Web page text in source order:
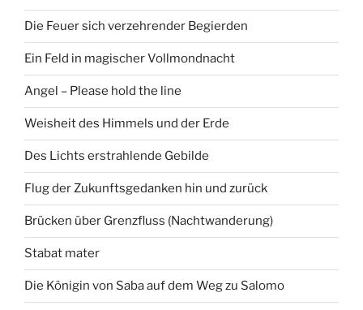
Die Feuer sich verzehrender Begierden
Ein Feld in magischer Vollmondnacht
Angel – Please hold the line
Weisheit des Himmels und der Erde
Des Lichts erstrahlende Gebilde
Flug der Zukunftsgedanken hin und zurück
Brücken über Grenzfluss (Nachtwanderung)
Stabat mater
Die Königin von Saba auf dem Weg zu Salomo